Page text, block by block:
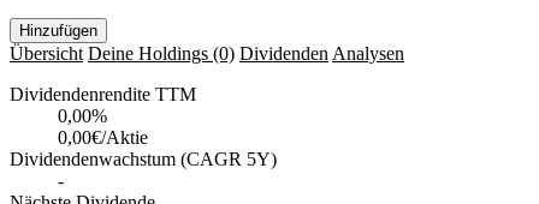
Hinzufügen
Übersicht Deine Holdings (0) Dividenden Analysen
Dividendenrendite TTM
0,00%
0,00€/Aktie
Dividendenwachstum (CAGR 5Y)
-